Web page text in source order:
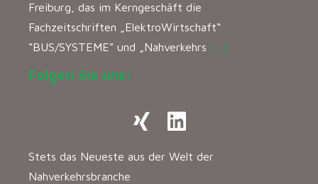
Freiburg, das im Kerngeschäft die
Fachzeitschriften „ElektroWirtschaft“
“BUS/SYSTEME” und „Nahverkehrs […]
Folgen Sie uns:
Stets das Neueste aus der Welt der
Nahverkehrsbranche